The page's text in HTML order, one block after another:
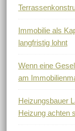
Immobilie als
langfristig lohnt
Wenn eine
am
Heizungsbauer
Heizung achten